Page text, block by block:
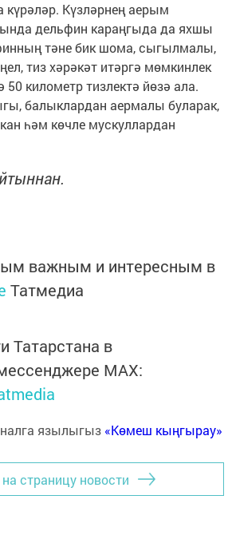
күрәләр. Күзләрнең аерым
дельфин караңгыда да яхшы
тәне бик шома, сыгылмалы,
тиз хәрәкәт итәргә мөмкинлек
50 километр тизлектә йөзә ала.
балыклардан аермалы буларак,
һәм көчле мускуллардан
важным и интересным в
Татмедиа
Татарстана в
MАХ:
язылыгыз «Көмеш кыңгырау»
страницу новости